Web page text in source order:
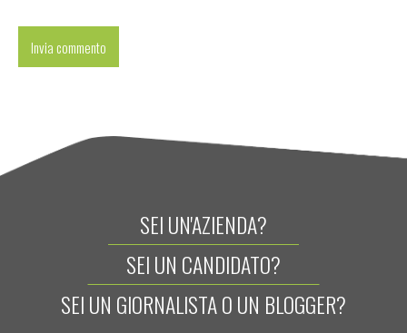
SEI UN'AZIENDA?
SEI UN CANDIDATO?
SEI UN GIORNALISTA O UN BLOGGER?